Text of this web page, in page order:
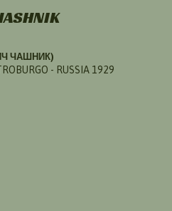
ЧАШНИК)
- RUSSIA 1929